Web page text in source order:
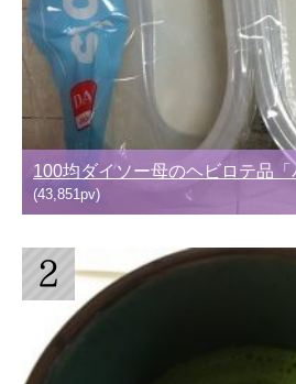
100均ダイソー母のヘビロテ品
(43,851pv)